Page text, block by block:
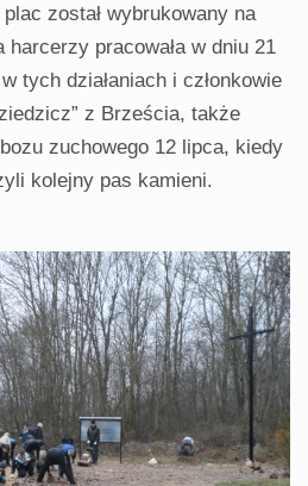
został wybrukowany na
harcerzy pracowała w dniu 21
tych działaniach i członkowie
z Brześcia, także
zuchowego 12 lipca, kiedy
kolejny pas kamieni.